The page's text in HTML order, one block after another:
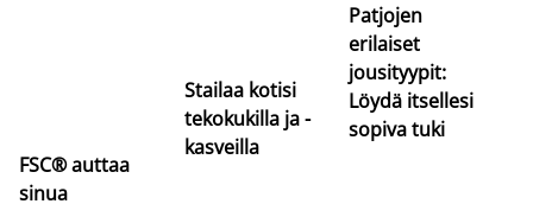
FSC® auttaa
sinua
Stailaa kotisi
tekokukilla ja -
kasveilla
Patjojen
erilaiset
jousityypit:
Löydä itsellesi
sopiva tuki